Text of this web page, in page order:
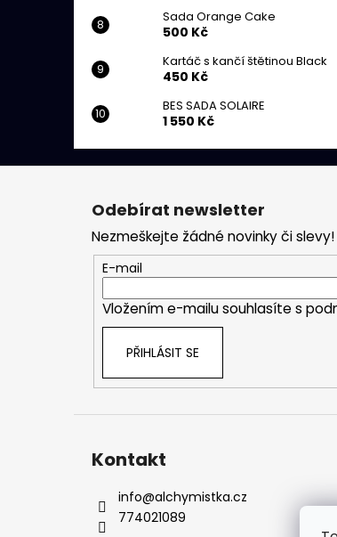
Sada Orange Cake
500 Kč
Kartáč s kančí štětinou Black
450 Kč
BES SADA SOLAIRE
1 550 Kč
Z
Odebírat newsletter
Nezmeškejte žádné novinky či slevy!
E-mail
Vložením e-mailu souhlasíte s
PŘIHLÁSIT SE
Kontakt
info@alchymistka.cz
774021089